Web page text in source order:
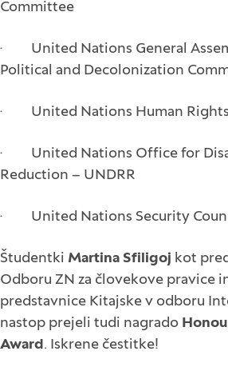
Committee
· United Nations General
Political and Decolonization
· United Nations Human Rights
· United Nations Office for
Reduction – UNDRR
· United Nations Security
Študentki Martina Sfiligoj kot
Odboru ZN za človekove pravice
predstavnice Kitajske v odboru
nastop prejeli tudi nagrado
Award . Iskrene čestitke!